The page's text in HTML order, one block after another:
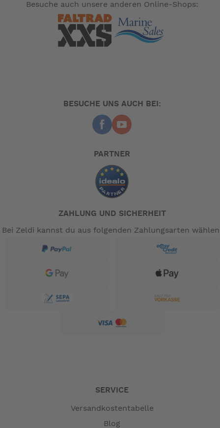
-- Auf Produktfotos angezeigte Dekorationsartikel gehören
nicht zum Leistungsumfang. --
Besuche auch unsere anderen Online-Shops:
BESUCHE UNS AUCH BEI:
PARTNER
ZAHLUNG UND SICHERHEIT
Bei Zeldi kannst du aus folgenden Zahlungsarten
SERVICE
Versandkostentabelle
Blog